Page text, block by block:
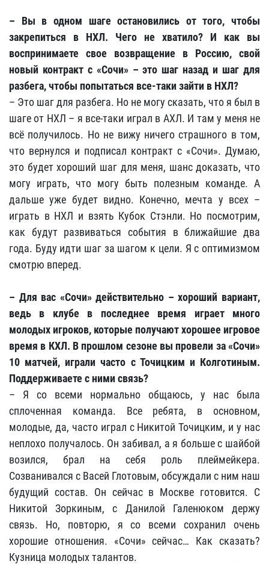
– Вы в одном шаге остановились от того, чтобы
закрепиться в НХЛ. Чего не хватило? И как вы
воспринимаете свое возвращение в Россию, свой
новый контракт с «Сочи» – это шаг назад и шаг для
разбега, чтобы попытаться все-таки зайти в НХЛ?
– Это шаг для разбега. Но не могу сказать, что я был в
шаге от НХЛ – я все-таки играл в АХЛ. И там у меня не
всё получилось. Но не вижу ничего страшного в том,
что вернулся и подписал контракт с «Сочи». Думаю,
это будет хороший шаг для меня, шанс доказать, что
могу играть, что могу быть полезным команде. А
дальше уже будет видно. Конечно, мечта у всех –
играть в НХЛ и взять Кубок Стэнли. Но посмотрим,
как будут развиваться события в ближайшие два
года. Буду идти шаг за шагом к цели. Я с оптимизмом
смотрю вперед.
– Для вас «Сочи» действительно – хороший вариант,
ведь в клубе в последнее время играет много
молодых игроков, которые получают хорошее игровое
время в КХЛ. В прошлом сезоне вы провели за «Сочи»
10 матчей, играли часто с Точицким и Колготиным.
Поддерживаете с ними связь?
– Я со всеми нормально общаюсь, у нас была
сплоченная команда. Все ребята, в основном,
молодые, да, часто играл с Никитой Точицким, и у нас
неплохо получалось. Он забивал, а я больше с шайбой
возился, брал на себя роль плеймейкера.
Созванивался с Васей Глотовым, обсуждали с ним наш
будущий состав. Он сейчас в Москве готовится. С
Никитой Зоркиным, с Данилой Галенюком держу
связь. Но, повторю, я со всеми сохранил очень
хорошие отношения. «Сочи» сейчас… Как сказать?
Кузница молодых талантов.